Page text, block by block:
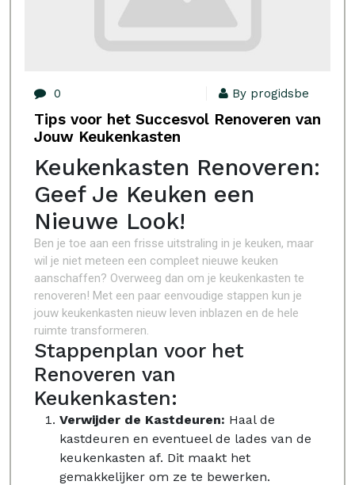
0 By progidsbe
Tips voor het Succesvol Renoveren van
Jouw Keukenkasten
Keukenkasten Renoveren:
Geef Je Keuken een
Nieuwe Look!
Ben je toe aan een frisse uitstraling in je keuken, maar
wil je niet meteen een compleet nieuwe keuken
aanschaffen? Overweeg dan om je keukenkasten te
renoveren! Met een paar eenvoudige stappen kun je
jouw keukenkasten nieuw leven inblazen en de hele
ruimte transformeren.
Stappenplan voor het
Renoveren van
Keukenkasten:
Verwijder de Kastdeuren: Haal de
kastdeuren en eventueel de lades van de
keukenkasten af. Dit maakt het
gemakkelijker om ze te bewerken.